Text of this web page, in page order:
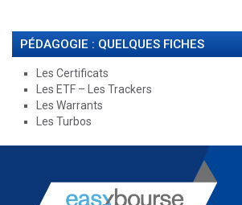
PÉDAGOGIE : QUELQUES FICHES
Les Certificats
Les ETF – Les Trackers
Les Warrants
Les Turbos